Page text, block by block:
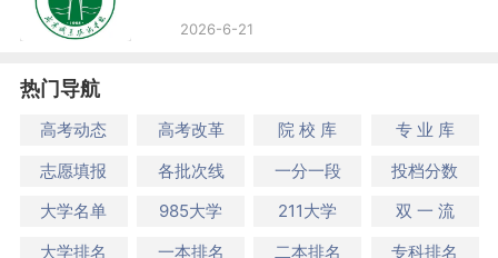
2026-6-21
热门导航
高考动态 高考改革 院 校 库
专 业 库
志愿填报
各批次线 一分一段
投档分数
大学名单
985大学 211大学
双 一 流
大学排名
一本排名 二本排名 专科排名